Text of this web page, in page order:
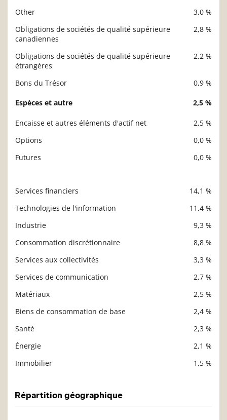
Other
3,0 %
Obligations de sociétés de qualité supérieure
canadiennes
2,8 %
Obligations de sociétés de qualité supérieure
étrangères
2,2 %
Bons du Trésor 0,9 %
Espèces et autre 2,5 %
Encaisse et autres éléments d'actif net
2,5 %
Options
0,0 %
Futures
0,0 %
Services financiers
14,1 %
Technologies de l'information
11,4 %
Industrie
9,3 %
Consommation discrétionnaire
8,8 %
Services aux collectivités
3,3 %
Services de communication
2,7 %
Matériaux
2,5 %
Biens de consommation de base
2,4 %
Santé
2,3 %
Énergie
2,1 %
Immobilier
1,5 %
Répartition géographique